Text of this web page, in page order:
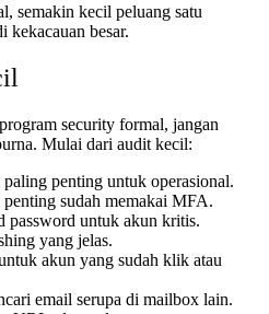
semakin kecil peluang satu
kekacauan besar.
security formal, jangan
Mulai dari audit kecil:
penting untuk operasional.
sudah memakai MFA.
password untuk akun kritis.
yang jelas.
akun yang sudah klik atau
email serupa di mailbox lain.